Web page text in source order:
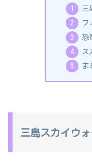
三
フ
恐
ス
ま
三島スカイウォ